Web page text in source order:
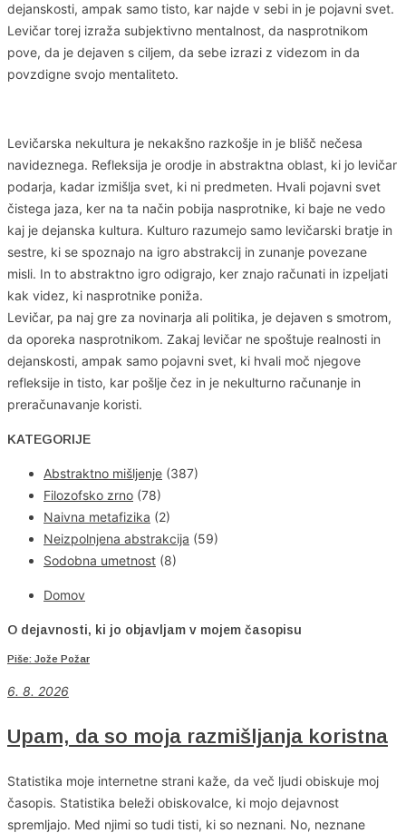
dejanskosti, ampak samo tisto, kar najde v sebi in je pojavni svet.
Levičar torej izraža subjektivno mentalnost, da nasprotnikom
pove, da je dejaven s ciljem, da sebe izrazi z videzom in da
povzdigne svojo mentaliteto.
Levičarska nekultura je nekakšno razkošje in je blišč nečesa
navideznega. Refleksija je orodje in abstraktna oblast, ki jo levičar
podarja, kadar izmišlja svet, ki ni predmeten. Hvali pojavni svet
čistega jaza, ker na ta način pobija nasprotnike, ki baje ne vedo
kaj je dejanska kultura. Kulturo razumejo samo levičarski bratje in
sestre, ki se spoznajo na igro abstrakcij in zunanje povezane
misli. In to abstraktno igro odigrajo, ker znajo računati in izpeljati
kak videz, ki nasprotnike poniža.
Levičar, pa naj gre za novinarja ali politika, je dejaven s smotrom,
da oporeka nasprotnikom. Zakaj levičar ne spoštuje realnosti in
dejanskosti, ampak samo pojavni svet, ki hvali moč njegove
refleksije in tisto, kar pošlje čez in je nekulturno računanje in
preračunavanje koristi.
KATEGORIJE
Abstraktno mišljenje (387)
Filozofsko zrno (78)
Naivna metafizika (2)
Neizpolnjena abstrakcija (59)
Sodobna umetnost (8)
Domov
O dejavnosti, ki jo objavljam v mojem časopisu
Piše: Jože Požar
6. 8. 2026
Upam, da so moja razmišljanja koristna
Statistika moje internetne strani kaže, da več ljudi obiskuje moj
časopis. Statistika beleži obiskovalce, ki mojo dejavnost
spremljajo. Med njimi so tudi tisti, ki so neznani. No, neznane